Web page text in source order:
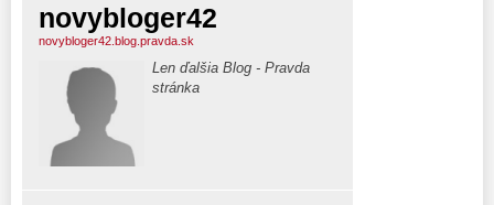
novybloger42
novybloger42.blog.pravda.sk
Len ďalšia Blog - Pravda
stránka